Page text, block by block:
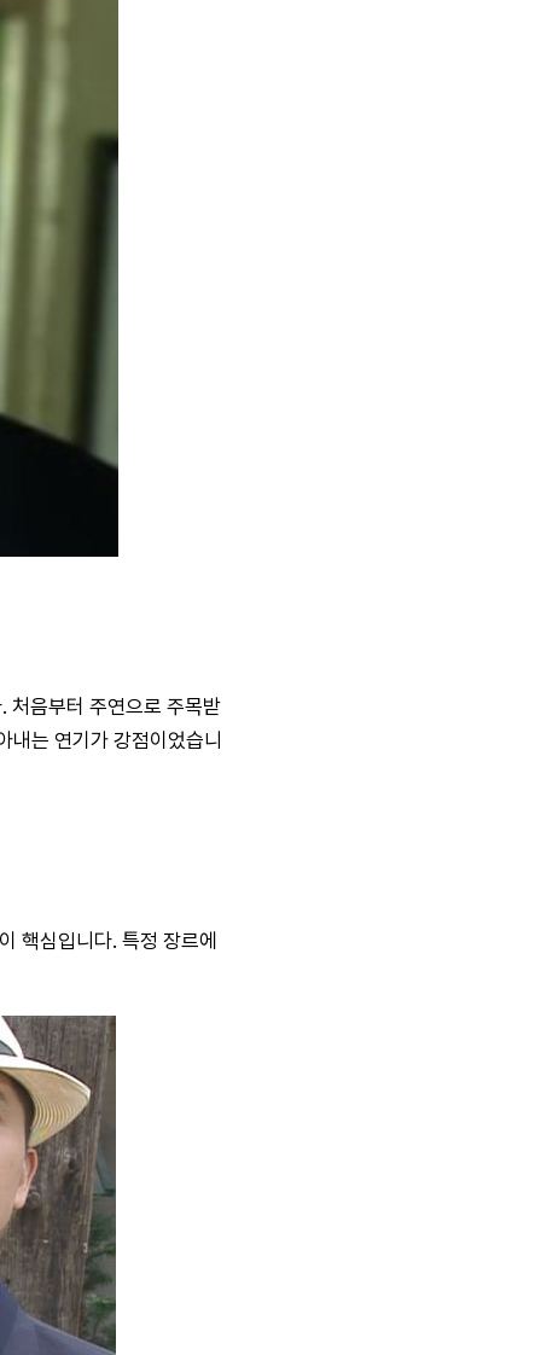
처음부터 주연으로 주목받
내는 연기가 강점이었습니
핵심입니다. 특정 장르에